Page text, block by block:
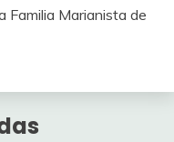
Familia Marianista de